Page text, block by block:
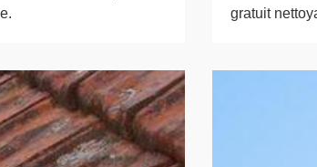
gratuit